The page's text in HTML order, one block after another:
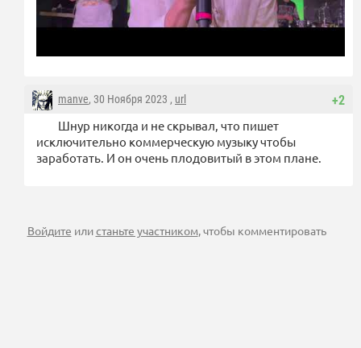
+2
manve, 30 Ноября 2023 , url
Шнур никогда и не скрывал, что пишет
исключительно коммерческую музыку чтобы
заработать. И он очень плодовитый в этом плане.
Войдите илистаньте участником, чтобы комментировать